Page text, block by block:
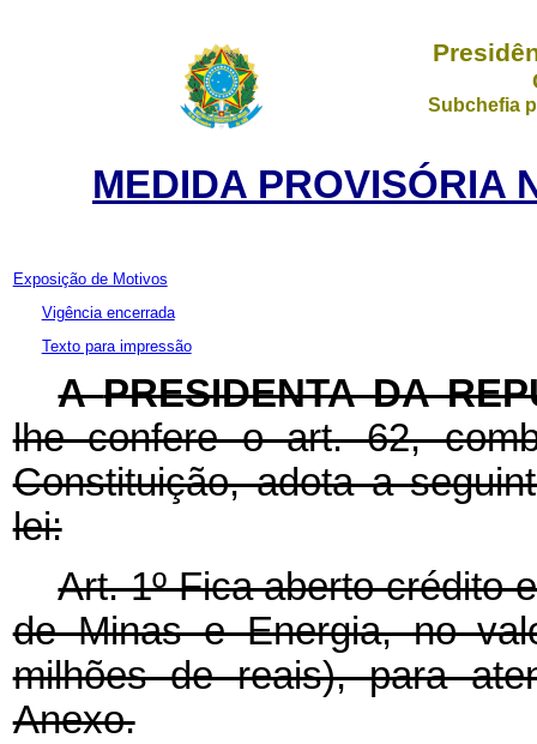
Subchefia
MEDIDA PROVISÓRIA
Exposição de Motivos
Vigência encerrada
Texto para impressão
APRESIDENTA DA
lhe confere o art. 62,
Constituição, adota a
lei:
Art. 1º Fica aberto crédito
de Minas e Energia, no
milhões de reais), para
Anexo.